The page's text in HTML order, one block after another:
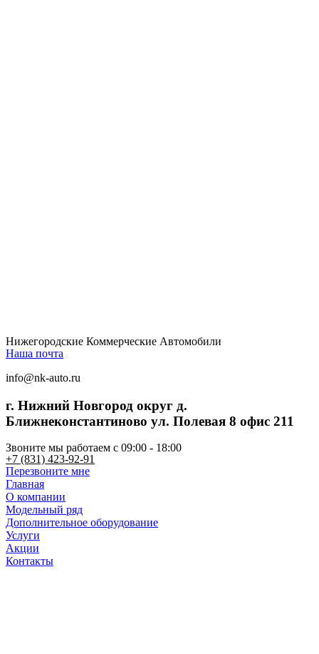
Нижегородские Коммерческие Автомобили
Наша почта
info@nk-auto.ru
г. Нижний Новгород округ д.
Ближнеконстантиново ул. Полевая 8 офис 211
Звоните мы работаем c 09:00 - 18:00
+7 (831) 423-92-91
Перезвоните мне
Главная
О компании
Модельный ряд
Дополнительное оборудование
Услуги
Акции
Контакты